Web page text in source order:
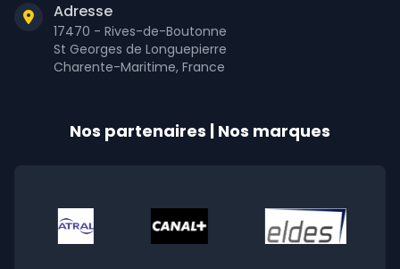
Adresse
17470 - Rives-de-Boutonne
St Georges de Longuepierre
Charente-Maritime, France
Nos partenaires | Nos marques